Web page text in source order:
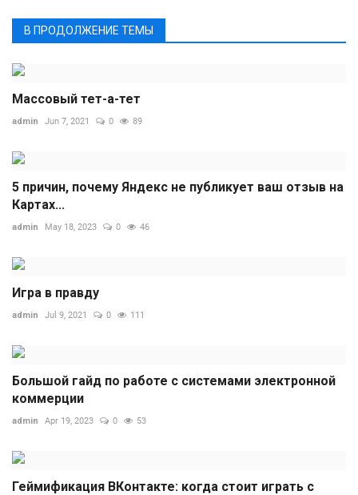
В ПРОДОЛЖЕНИЕ ТЕМЫ
Массовый тет-а-тет
admin Jun 7, 2021 0 89
5 причин, почему Яндекс не публикует ваш отзыв на
Картах...
admin May 18, 2023 0 46
Игра в правду
admin Jul 9, 2021 0 111
Большой гайд по работе с системами электронной
коммерции
admin Apr 19, 2023 0 53
Геймификация ВКонтакте: когда стоит играть с